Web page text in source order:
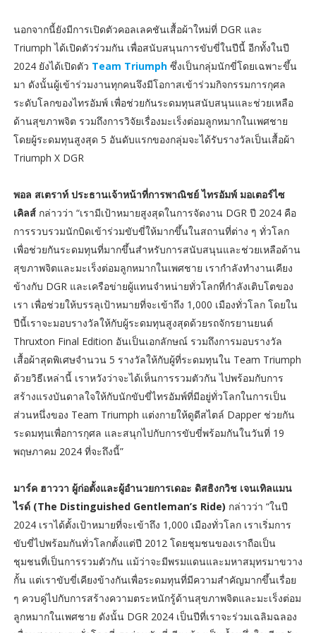
นอกจากนี้ยังมีการเปิดตัวคอลเลคชันเสื้อผ้าใหม่ที่ DGR และ
Triumph ได้เปิดตัวร่วมกัน เพื่อสนับสนุนการขับขี่ในปีนี้ อีกทั้งในปี
2024 ยังได้เปิดตัว Team Triumphซึ่งเป็นกลุ่มนักขี่โดยเฉพาะขึ้น
มา ดังนั้นผู้เข้าร่วมงานทุกคนจึงมีโอกาสเข้าร่วมกิจกรรมการกุศล
ระดับโลกของไทรอัมพ์ เพื่อช่วยกันระดมทุนสนับสนุนและช่วยเหลือ
ด้านสุขภาพจิต รวมถึงการวิจัยเรื่องมะเร็งต่อมลูกหมากในเพศชาย
โดยผู้ระดมทุนสูงสุด 5 อันดับแรกของกลุ่มจะได้รับรางวัลเป็นเสื้อผ้า
Triumph X DGR
พอล สเตราท์ ประธานเจ้าหน้าที่การพาณิชย์ ไทรอัมพ์ มอเตอร์ไซ
เคิลส์กล่าวว่า “เรามีเป้าหมายสูงสุดในการจัดงาน DGR ปี 2024 คือ
การรวบรวมนักบิดเข้าร่วมขับขี่ให้มากขึ้นในสถานที่ต่าง ๆ ทั่วโลก
เพื่อช่วยกันระดมทุนที่มากขึ้นสำหรับการสนับสนุนและช่วยเหลือด้าน
สุขภาพจิตและมะเร็งต่อมลูกหมากในเพศชาย เรากำลังทำงานเคียง
ข้างกับ DGR และเครือข่ายผู้แทนจำหน่ายทั่วโลกที่กำลังเติบโตของ
เรา เพื่อช่วยให้บรรลุเป้าหมายที่จะเข้าถึง 1,000 เมืองทั่วโลก โดยใน
ปีนี้เราจะมอบรางวัลให้กับผู้ระดมทุนสูงสุดด้วยรถจักรยานยนต์
Thruxton Final Edition อันเป็นเอกลักษณ์ รวมถึงการมอบรางวัล
เสื้อผ้าสุดพิเศษจำนวน 5 รางวัลให้กับผู้ที่ระดมทุนใน Team Triumph
ด้วยวิธีเหล่านี้ เราหวังว่าจะได้เห็นการรวมตัวกัน ไปพร้อมกับการ
สร้างแรงบันดาลใจให้กับนักขับขี่ไทรอัมพ์ที่มีอยู่ทั่วโลกในการเป็น
ส่วนหนึ่งของ Team Triumph แต่งกายให้ดูดีสไตล์ Dapper ช่วยกัน
ระดมทุนเพื่อการกุศล และสนุกไปกับการขับขี่พร้อมกันในวันที่ 19
พฤษภาคม 2024 ที่จะถึงนี้”
มาร์ค ฮาววา ผู้ก่อตั้งและผู้อำนวยการเดอะ ดิสธิงกวิช เจนเทิลแมน
ไรด์ (The Distinguished Gentleman’s Ride) กล่าวว่า “ในปี
2024 เราได้ตั้งเป้าหมายที่จะเข้าถึง 1,000 เมืองทั่วโลก เราเริ่มการ
ขับขี่ไปพร้อมกันทั่วโลกตั้งแต่ปี 2012 โดยชุมชนของเราถือเป็น
ชุมชนที่เป็นการรวมตัวกัน แม้ว่าจะมีพรมแดนและมหาสมุทรมาขวาง
กั้น แต่เราขับขี่เคียงข้างกันเพื่อระดมทุนที่มีความสำคัญมากขึ้นเรื่อย
ๆ ควบคู่ไปกับการสร้างความตระหนักรู้ด้านสุขภาพจิตและมะเร็งต่อม
ลูกหมากในเพศชาย ดังนั้น DGR 2024 เป็นปีที่เราจะร่วมเฉลิมฉลอง